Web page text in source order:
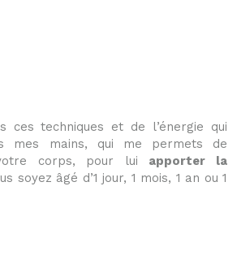
ces techniques et de l’énergie qui
mes mains, qui me permets de
corps, pour lui apporter la
soyez âgé d’1 jour, 1 mois, 1 an ou 1